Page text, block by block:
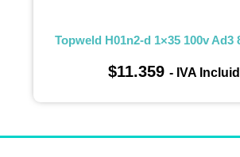
Topweld H01n2-d 1×35 100v Ad3
$11.359 - IVA